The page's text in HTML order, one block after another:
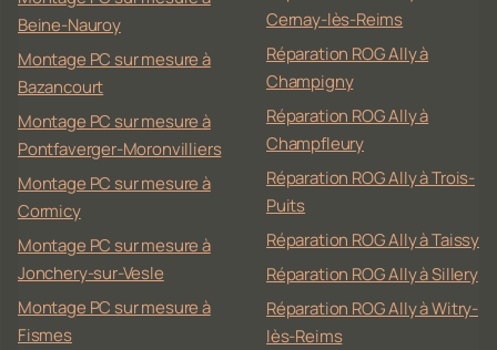
Beine-Nauroy
Montage PC sur mesure à
Bazancourt
Montage PC sur mesure à
Pontfaverger-Moronvilliers
Montage PC sur mesure à
Cormicy
Montage PC sur mesure à
Jonchery-sur-Vesle
Montage PC sur mesure à
Fismes
Cernay-lès-Reims
Réparation ROG Ally à
Champigny
Réparation ROG Ally à
Champfleury
Réparation ROG Ally à Trois-
Puits
Réparation ROG Ally à Taissy
Réparation ROG Ally à Sillery
Réparation ROG Ally à Witry-
lès-Reims